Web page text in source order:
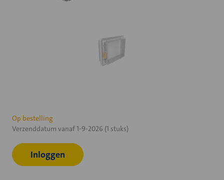
Huidige
voorraad:
Op bestelling
Verzenddatum vanaf 1-9-2026 (1 stuks)
Inloggen